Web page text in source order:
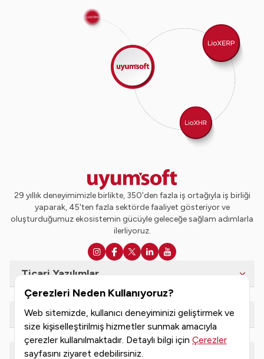
Çerezleri Neden Kullanıyoruz?
Web sitemizde, kullanıcı deneyiminizi geliştirmek ve
size kişiselleştirilmiş hizmetler sunmak amacıyla
çerezler kullanılmaktadır. Detaylı bilgi için Çerezler
sayfasını ziyaret edebilirsiniz.
29 yıllık deneyimimizle birlikte, 350'den fazla iş ortağıyla iş birliği
yaparak, 45'ten fazla sektörde faaliyet gösteriyor ve
oluşturduğumuz ekosistemin gücüyle geleceğe sağlam adımlarla
ilerliyoruz.
Ticari Yazılımlar
e-Dönüşüm Hizmetleri
Kaynaklar